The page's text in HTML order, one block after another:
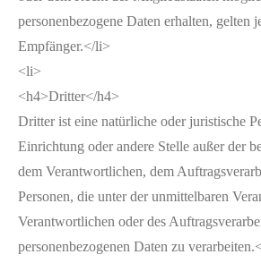
personenbezogene Daten erhalten, gelten
Empfänger.</li>
<li>
<h4>Dritter</h4>
Dritter ist eine natürliche oder juristische
Einrichtung oder andere Stelle außer der
dem Verantwortlichen, dem
Personen, die unter der unmittelbaren
Verantwortlichen oder des
personenbezogenen Daten zu